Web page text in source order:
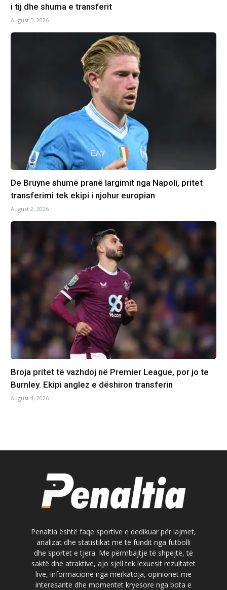
i tij dhe shuma e transferit
August 5, 2026
De Bruyne shumë pranë largimit nga Napoli, pritet
transferimi tek ekipi i njohur europian
August 2, 2026
Broja pritet të vazhdoj në Premier League, por jo te
Burnley. Ekipi anglez e dëshiron transferin
August 4, 2026
Penaltia është faqe sportive e dedikuar për lajmet,
analizat dhe statistikat më të fundit nga futbolli
dhe sportet e tjera. Me përmbajtje të shpejtë, të
saktë dhe atraktive, ajo sjell tek lexuesit rezultatet
live, informacione nga merkatoja, opinionet më
interesante dhe momentet kryesore nga bota e